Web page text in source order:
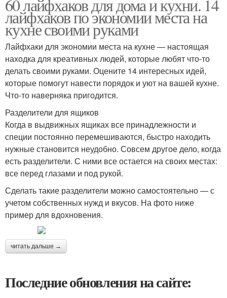
60 лайфхаков для дома и кухни. 14
лайфхаков по экономии места на
кухне своими руками
Лайфхаки для экономии места на кухне — настоящая
находка для креативных людей, которые любят что-то
делать своими руками. Оцените 14 интересных идей,
которые помогут навести порядок и уют на вашей кухне.
Что-то наверняка пригодится.
Разделители для ящиков
Когда в выдвижных ящиках все принадлежности и
специи постоянно перемешиваются, быстро находить
нужные становится неудобно. Совсем другое дело, когда
есть разделители. С ними все остается на своих местах:
все перед глазами и под рукой.
Сделать такие разделители можно самостоятельно — с
учетом собственных нужд и вкусов. На фото ниже
пример для вдохновения.
читать дальше →
Последние обновления на сайте: